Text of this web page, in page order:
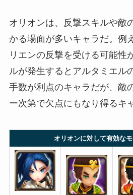
オリオンは、反撃スキルや敵
かる場面が多いキャラだ。例
リエンの反撃を受ける可能性
ルが発生するとアルタミエル
手数が利点のキャラだが、敵
ー次第で欠点にもなり得るキ
オリオンに対して有効な